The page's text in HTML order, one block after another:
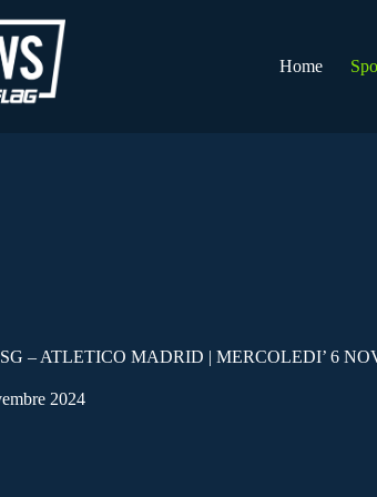
Home
– ATLETICO MADRID | MERCOLEDI’ 6
2024